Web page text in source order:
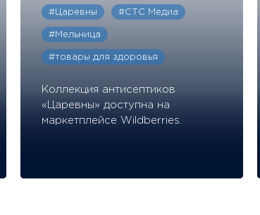
#Царевны #СТС Медиа
#Мельница
#товары для здоровья
Коллекция антисептиков
«Царевны» доступна на
маркетплейсе Wildberries.